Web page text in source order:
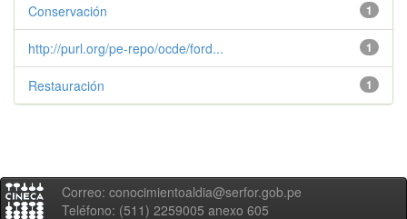
1
Conservación
1
http://purl.org/pe-repo/ocde/ford...
1
Restauración
Correo: conocimientoaldia@serfor.gob.pe
Teléfono: (511) 2259005 anexo 605